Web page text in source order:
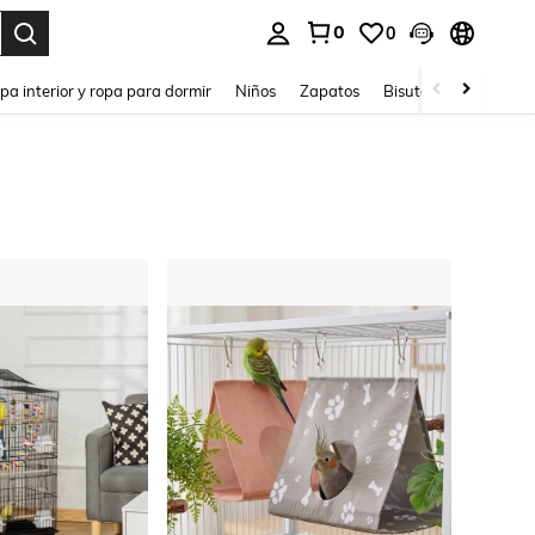
0 0
interior y ropa para dormir Niños Zapatos Bisutería Y